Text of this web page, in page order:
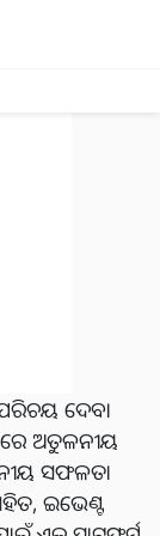
l
ଦେବା
ଅତୁଳନୀୟ
ସଫଳତା
ଇଭେଣ୍ଟ